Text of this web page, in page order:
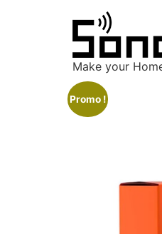
Make your
Promo !